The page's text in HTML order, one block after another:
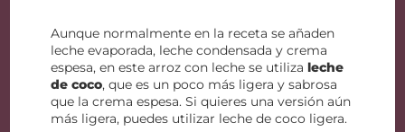
Aunque normalmente en la receta se añaden
leche evaporada, leche condensada y crema
espesa, en este arroz con leche se utilizaleche
de coco, que es un poco más ligera y sabrosa
que la crema espesa. Si quieres una versión aún
más ligera, puedes utilizar leche de coco ligera.